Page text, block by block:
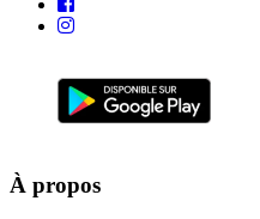
À propos